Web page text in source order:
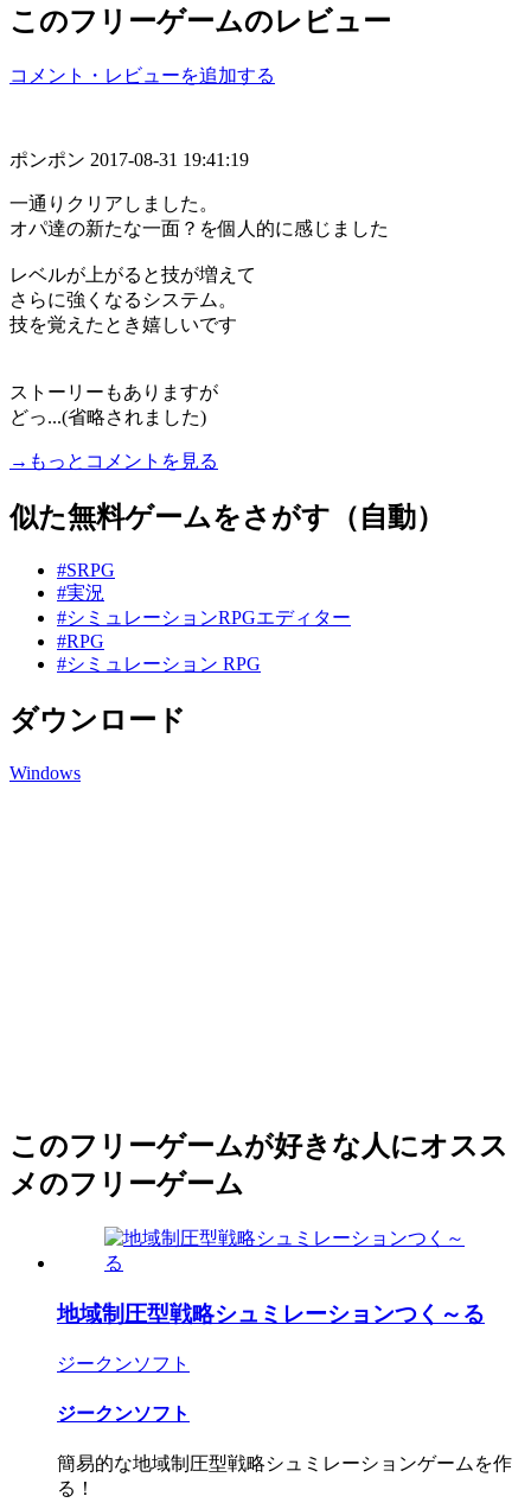
このフリーゲームのレビュー
コメント・レビューを追加する
ポンポン 2017-08-31 19:41:19
一通りクリアしました。
オパ達の新たな一面？を個人的に感じました
レベルが上がると技が増えて
さらに強くなるシステム。
技を覚えたとき嬉しいです
ストーリーもありますが
どっ...(省略されました)
→もっとコメントを見る
似た無料ゲームをさがす（自動）
#SRPG
#実況
#シミュレーションRPGエディター
#RPG
#シミュレーション RPG
ダウンロード
Windows
このフリーゲームが好きな人にオスス
メのフリーゲーム
地域制圧型戦略シュミレーションつく～る
ジークンソフト
ジークンソフト
簡易的な地域制圧型戦略シュミレーションゲームを作
る！